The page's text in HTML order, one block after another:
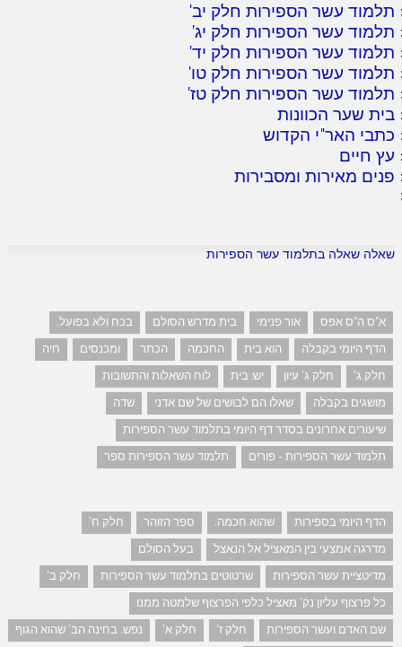
תלמוד עשר הספירות חלק יב'
תלמוד עשר הספירות חלק יג'
תלמוד עשר הספירות חלק יד'
תלמוד עשר הספירות חלק טו'
תלמוד עשר הספירות חלק טז'
בית שער הכוונות
כתבי האר"י הקדוש
עץ חיים
פנים מאירות ומסבירות
שאלה שאלה בתלמוד עשר הספירות
א"ס ה"ס אפס אור פנימי בית מדרש הסולם
בכח ולא בפועל.
הדף היומי בקבלה
הוא בית החכמה הכתר ומכנסים
חיה
חלק ג'
חלק ג' עיון יש: בית
לוח השאלות והתשובות
מושגים בקבלה
שאלו הם לבושים של שם אדני
שדה
שיעורים אחרונים בסדר דף היומי בתלמוד עשר הספירות
תלמוד עשר הספירות - פורים
תלמוד עשר הספירות ספר
הדף היומי בספירות שהוא חכמה. ספר הזוהר
חלק ח'
מדרגה אמצעי בין המאציל אל הנאצל
בעל הסולם
מדיטציית עשר הספירות
שרטוטים בתלמוד עשר הספירות
חלק ב'
כל פרצוף עליון נק' מאציל כלפי הפרצוף שלמטה ממנו
שם האדם ועשר הספירות
חלק ז' חלק א'
נפש. בחינה הב' שהוא הגוף